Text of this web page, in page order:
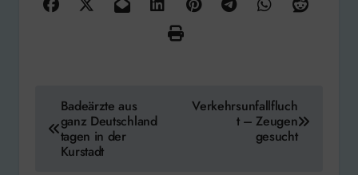
Beitragsnavigation
Badeärzte aus
ganz Deutschland
tagen in der
Kurstadt
Verkehrsunfallfluch
t – Zeugen
gesucht